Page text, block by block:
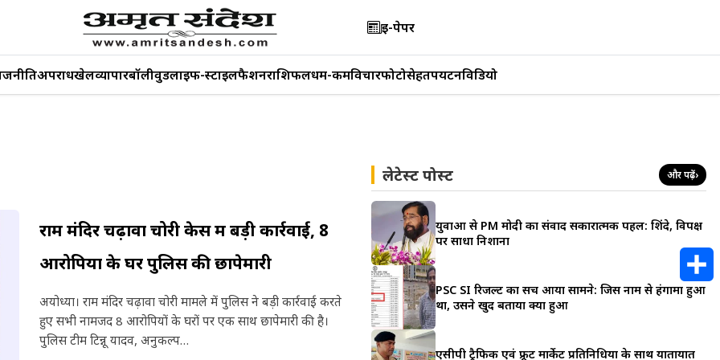
ई-पेपर
अपराधखेलव्यापारबॉलीवुडलाइफ-स्टाइलफैशनराशिफलधर्म-कर्मविचारफोटोसेहतपर्यटनविडियो
राम मंदिर चढ़ावा चोरी केस में बड़ी कार्रवाई, 8
आरोपियों के घर पुलिस की छापेमारी
अयोध्या। राम मंदिर चढ़ावा चोरी मामले में पुलिस ने बड़ी कार्रवाई करते
हुए सभी नामजद 8 आरोपियों के घरों पर एक साथ छापेमारी की है।
पुलिस टीम टिन्नू यादव, अनुकल्प…
लेटेस्ट पोस्ट और पढ़ें›
युवाओं से PM मोदी का संवाद सकारात्मक पहल: शिंदे, विपक्ष
पर साधा निशाना
PSC SI रिजल्ट का सच आया सामने: जिस नाम से हंगामा हुआ
था, उसने खुद बताया क्या हुआ
एसीपी ट्रैफिक एवं फ्रूट मार्केट प्रतिनिधियों के साथ यातायात
S